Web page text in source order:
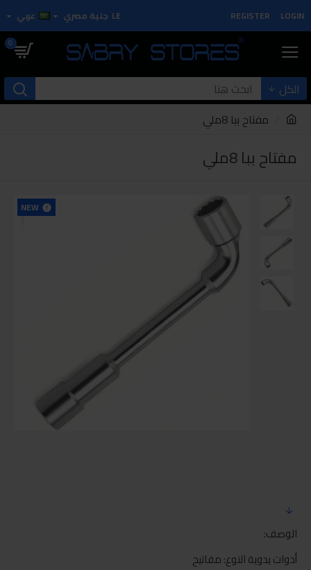
LOGIN
REGISTER
LE جنية مصري عربي
0
الكل
مفتاح ببا 8ملي
مفتاح ببا 8ملي
NEW
الوصف:
أدوات يدوية النوع: مفاتيح